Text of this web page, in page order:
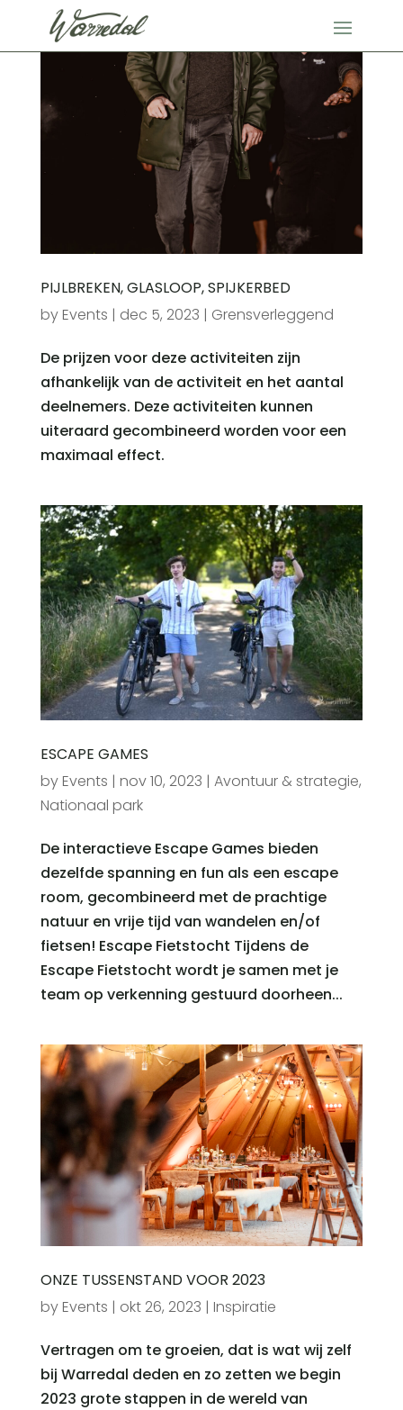
PIJLBREKEN, GLASLOOP, SPIJKERBED
byEvents | dec 5, 2023 | Grensverleggend
De prijzen voor deze activiteiten zijn
afhankelijk van de activiteit en het aantal
deelnemers. Deze activiteiten kunnen
uiteraard gecombineerd worden voor een
maximaal effect.
ESCAPE GAMES
byEvents | nov 10, 2023 | Avontuur & strategie,
Nationaal park
De interactieve Escape Games bieden
dezelfde spanning en fun als een escape
room, gecombineerd met de prachtige
natuur en vrije tijd van wandelen en/of
fietsen! Escape Fietstocht Tijdens de
Escape Fietstocht wordt je samen met je
team op verkenning gestuurd doorheen...
ONZE TUSSENSTAND VOOR 2023
byEvents | okt 26, 2023 | Inspiratie
Vertragen om te groeien, dat is wat wij zelf
bij Warredal deden en zo zetten we begin
2023 grote stappen in de wereld van